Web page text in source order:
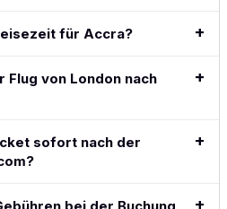
für Accra?
von London nach
sofort nach der